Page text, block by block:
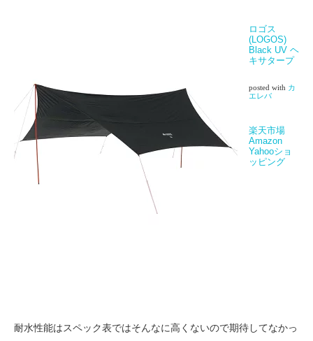
ロゴス
(LOGOS)
Black UV ヘ
キサタープ
posted with カ
エレバ
楽天市場
Amazon
Yahooショ
ッピング
耐水性能はスペック表ではそんなに高くないので期待してなかっ